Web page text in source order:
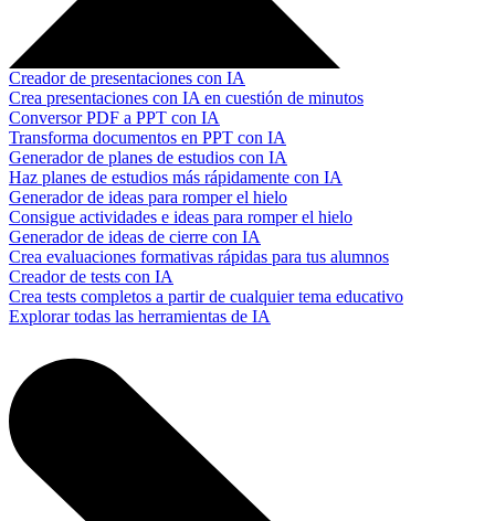
Creador de presentaciones con IA
Crea presentaciones con IA en cuestión de minutos
Conversor PDF a PPT con IA
Transforma documentos en PPT con IA
Generador de planes de estudios con IA
Haz planes de estudios más rápidamente con IA
Generador de ideas para romper el hielo
Consigue actividades e ideas para romper el hielo
Generador de ideas de cierre con IA
Crea evaluaciones formativas rápidas para tus alumnos
Creador de tests con IA
Crea tests completos a partir de cualquier tema educativo
Explorar todas las herramientas de IA